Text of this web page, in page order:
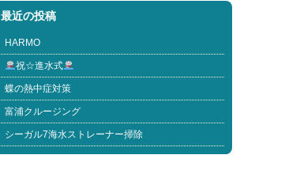
最近の投稿
HARMO
祝☆進水式
蝶の熱中症対策
富浦クルージング
シーガル7海水ストレーナー掃除